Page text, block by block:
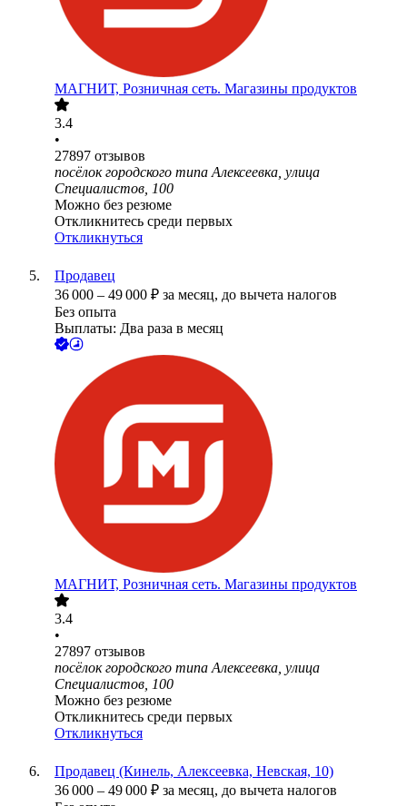
МАГНИТ, Розничная сеть. Магазины продуктов
3.4
•
27897 отзывов
посёлок городского типа Алексеевка, улица
Специалистов, 100
Можно без резюме
Откликнитесь среди первых
Откликнуться
Продавец
36 000 – 49 000 ₽ за месяц, до вычета налогов
Без опыта
Выплаты: Два раза в месяц
МАГНИТ, Розничная сеть. Магазины продуктов
3.4
•
27897 отзывов
посёлок городского типа Алексеевка, улица
Специалистов, 100
Можно без резюме
Откликнитесь среди первых
Откликнуться
Продавец (Кинель, Алексеевка, Невская, 10)
36 000 – 49 000 ₽ за месяц, до вычета налогов